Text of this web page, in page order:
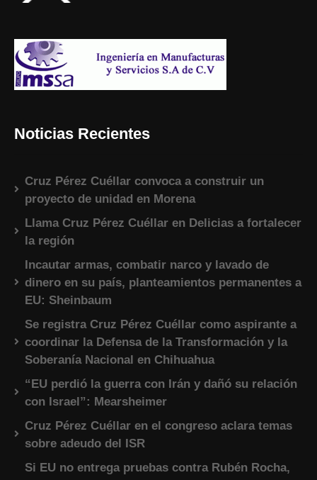
Noticias Recientes
Cruz Pérez Cuéllar convoca a construir un
proyecto de unidad en Morena
Llama Cruz Pérez Cuéllar en Delicias a fortalecer
la región
Incautar armas, combatir narco y lavado de
dinero en su país, planteamientos permanentes a
EU: Sheinbaum
Se registra Cruz Pérez Cuéllar como aspirante a
coordinar la Defensa de la Transformación y la
Soberanía Nacional en Chihuahua
“EU perdió la guerra con Irán y dañó su relación
con Israel”: Mearsheimer
Cruz Pérez Cuéllar en el congreso aclara temas
sobre adeudo del ISR
Si EU no entrega pruebas contra Rubén Rocha,